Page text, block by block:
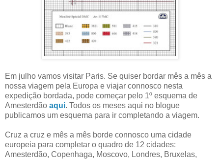
Em julho vamos visitar Paris. Se quiser bordar mês a mês a
nossa viagem pela Europa e viajar connosco nesta
expedição bordada, pode começar pelo 1º esquema de
Amesterdão aqui. Todos os meses aqui no blogue
publicamos um esquema para ir completando a viagem.
Cruz a cruz e mês a mês borde connosco uma cidade
europeia para completar o quadro de 12 cidades:
Amesterdão, Copenhaga, Moscovo, Londres, Bruxelas,